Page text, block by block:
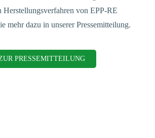
Herstellungsverfahren von EPP-RE
mehr dazu in unserer Pressemitteilung.
PRESSEMITTEILUNG